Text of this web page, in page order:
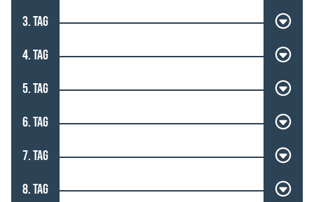
3. TAG
4. TAG
5. TAG
6. TAG
7. TAG
8. TAG